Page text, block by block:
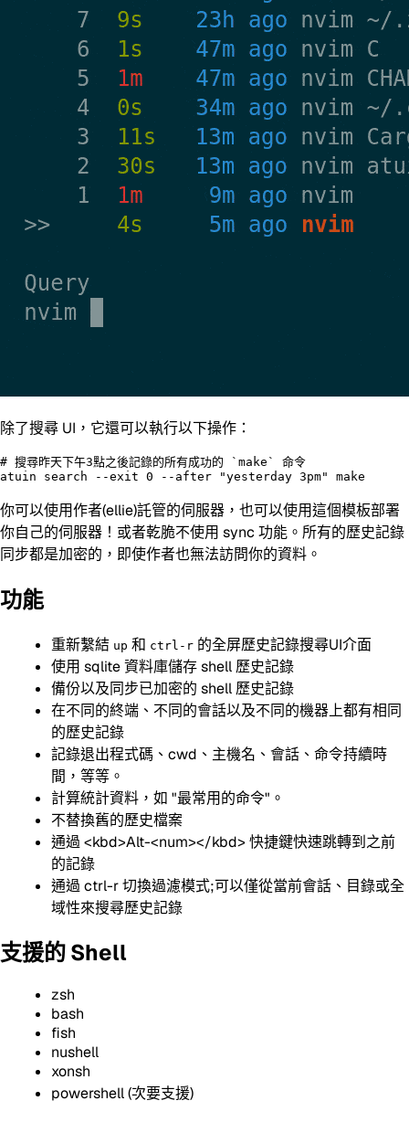
除了搜尋 UI，它還可以執行以下操作：
# 搜尋昨天下午3點之後記錄的所有成功的 `make` 命令
你可以使用作者(ellie)託管的伺服器，也可以使用這個模板部署
你自己的伺服器！或者乾脆不使用 sync 功能。所有的歷史記錄
同步都是加密的，即使作者也無法訪問你的資料。
功能
重新繫結 up 和 ctrl-r 的全屏歷史記錄搜尋UI介面
使用 sqlite 資料庫儲存 shell 歷史記錄
備份以及同步已加密的 shell 歷史記錄
在不同的終端、不同的會話以及不同的機器上都有相同
的歷史記錄
記錄退出程式碼、cwd、主機名、會話、命令持續時
間，等等。
計算統計資料，如 "最常用的命令"。
不替換舊的歷史檔案
通過<kbd>Alt-<num></kbd> 快捷鍵快速跳轉到之前
的記錄
通過 ctrl-r 切換過濾模式;可以僅從當前會話、目錄或全
域性來搜尋歷史記錄
支援的 Shell
zsh
bash
fish
nushell
xonsh
powershell (次要支援)